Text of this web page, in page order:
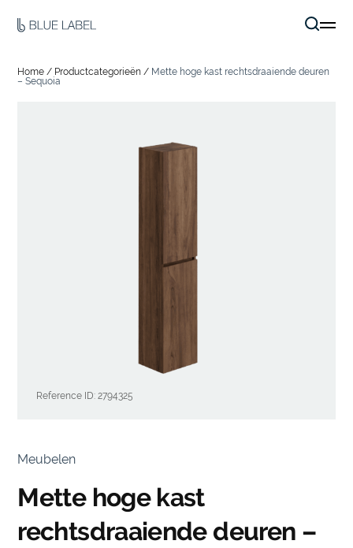
Home / Productcategorieën / Mette hoge kast rechtsdraaiende deuren
– Sequoia
Reference ID: 2794325
Meubelen
Mette hoge kast
rechtsdraaiende deuren –